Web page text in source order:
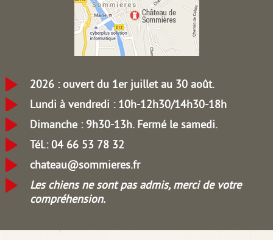
2026 : ouvert du 1er juillet au 30 août.
Lundi à vendredi : 10h-12h30/14h30-18h
Dimanche : 9h30-13h. Fermé le samedi.
Tél.: 04 66 53 78 32
chateau@sommieres.fr
Les chiens ne sont pas admis, merci de votre
compréhension.